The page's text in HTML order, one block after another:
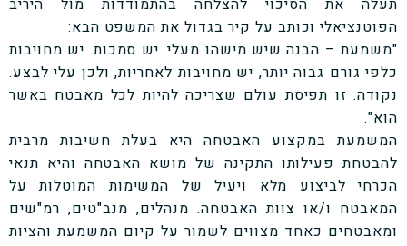
תעלה את הסיכוי להצלחה בהתמודדות מול היריב
הפוטנציאלי וכותב על קיר בגדול את המשפט הבא:
"משמעת – הבנה שיש מישהו מעלי. יש סמכות. יש מחויבות
כלפי גורם גבוה יותר, יש מחויבות לאחריות, ולכן עלי לבצע.
נקודה. זו תפיסת עולם שצריכה להיות לכל מאבטח באשר
הוא".
המשמעת במקצוע האבטחה היא בעלת חשיבות מרבית
להבטחת פעילותו התקינה של מושא האבטחה והיא תנאי
הכרחי לביצוע מלא ויעיל של המשימות המוטלות על
המאבטח ו/או צוות האבטחה. מנהלים, מנב"טים, רמ"שים
ומאבטחים כאחד מצווים לשמור על קיום המשמעת והציות